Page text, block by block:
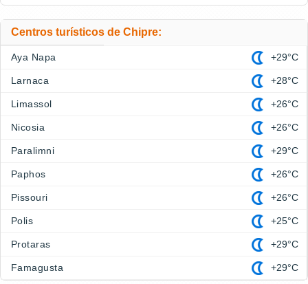
Centros turísticos de Chipre:
Aya Napa +29°C
Larnaca +28°C
Limassol +26°C
Nicosia +26°C
Paralimni +29°C
Paphos +26°C
Pissouri +26°C
Polis +25°C
Protaras +29°C
Famagusta +29°C